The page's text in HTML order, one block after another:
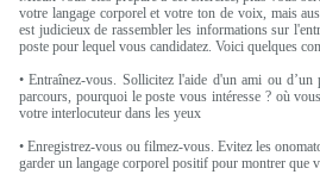
votre langage corporel et votre ton de voix, mais
est judicieux de rassembler les informations sur
poste pour lequel vous candidatez. Voici quelques
• Entraînez-vous. Sollicitez l'aide d'un ami ou
parcours, pourquoi le poste vous intéresse ? où
votre interlocuteur dans les yeux
• Enregistrez-vous ou filmez-vous. Evitez les
garder un langage corporel positif pour montrer que